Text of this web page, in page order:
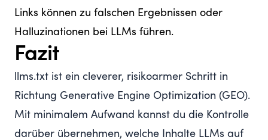
Links können zu falschen Ergebnissen oder
Halluzinationen bei LLMs führen.
Fazit
llms.txt ist ein cleverer, risikoarmer Schritt in
Richtung Generative Engine Optimization (GEO).
Mit minimalem Aufwand kannst du die Kontrolle
darüber übernehmen, welche Inhalte LLMs auf